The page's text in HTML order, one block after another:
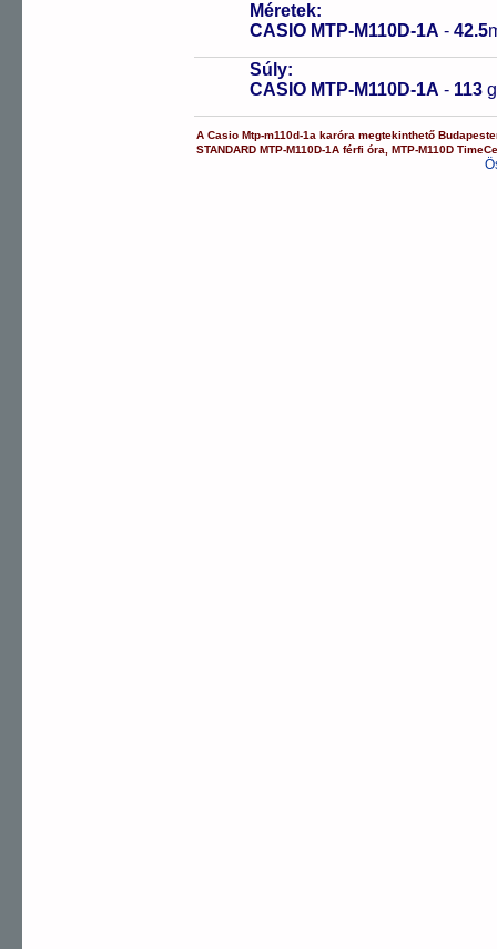
Méretek:
CASIO MTP-M110D-1A - 42.5
Súly:
CASIO MTP-M110D-1A - 113
ACasio Mtp-m110d-1a karóra megtekinthető
STANDARD MTP-M110D-1A férfi óra ,MTP-M110D